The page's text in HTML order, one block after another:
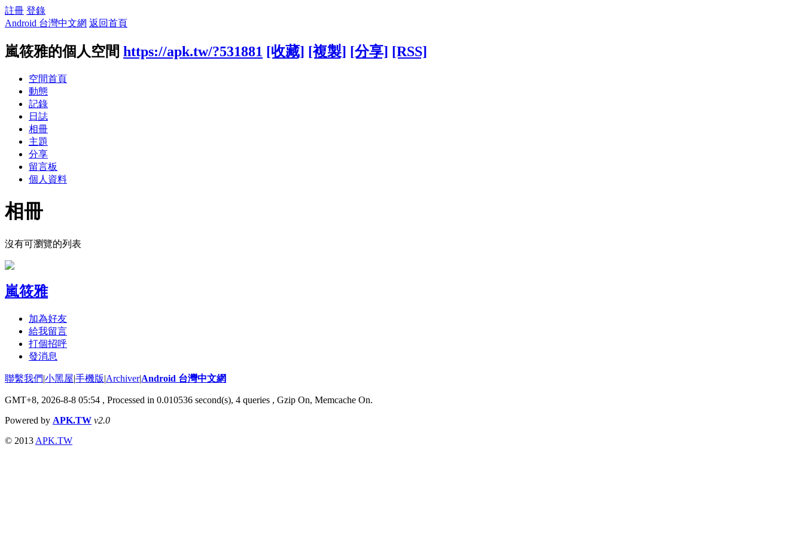
註冊 登錄
Android 台灣中文網 返回首頁
嵐筱雅的個人空間 https://apk.tw/?531881 [收藏] [複製] [分享] [RSS]
空間首頁
動態
記錄
日誌
相冊
主題
分享
留言板
個人資料
相冊
沒有可瀏覽的列表
嵐筱雅
加為好友
給我留言
打個招呼
發消息
聯繫我們|小黑屋|手機版|Archiver|Android 台灣中文網
GMT+8, 2026-8-8 05:54 , Processed in 0.010536 second(s), 4 queries , Gzip On, Memcache On.
Powered by APK.TW v2.0
© 2013 APK.TW